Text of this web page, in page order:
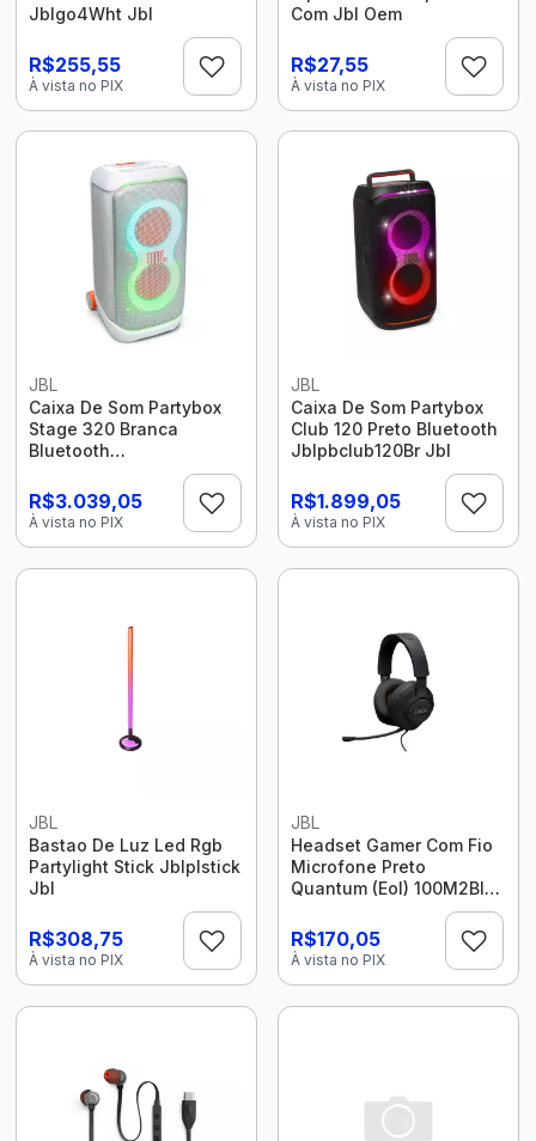
Jblgo4Wht Jbl
R$255,55
À vista no PIX
Com Jbl Oem
R$27,55
À vista no PIX
JBL
Caixa De Som Partybox
Stage 320 Branca
Bluetooth
Jblpbstage320Swbr Jbl
R$3.039,05
À vista no PIX
JBL
Caixa De Som Partybox
Club 120 Preto Bluetooth
Jblpbclub120Br Jbl
R$1.899,05
À vista no PIX
JBL
Bastao De Luz Led Rgb
Partylight Stick Jblplstick
Jbl
R$308,75
À vista no PIX
JBL
Headset Gamer Com Fio
Microfone Preto
Quantum (Eol) 100M2Blk
R$170,05
À vista no PIX